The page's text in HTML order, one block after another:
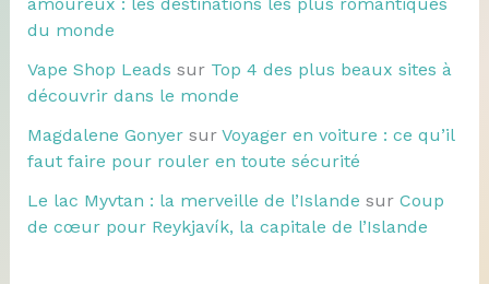
du monde
Vape Shop Leads sur Top 4 des plus beaux sites à
découvrir dans le monde
Magdalene Gonyersur Voyager en voiture : ce qu’il
faut faire pour rouler en toute sécurité
Le lac Myvtan : la merveille de l’Islande sur Coup
de cœur pour Reykjavík, la capitale de l’Islande